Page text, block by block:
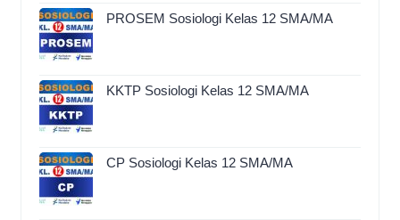
PROSEM Sosiologi Kelas 12 SMA/MA
KKTP Sosiologi Kelas 12 SMA/MA
CP Sosiologi Kelas 12 SMA/MA